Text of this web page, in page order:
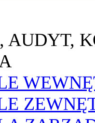
AUDYT,